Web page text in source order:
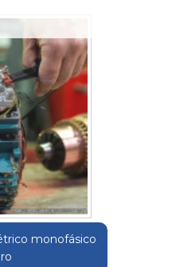
monofásico